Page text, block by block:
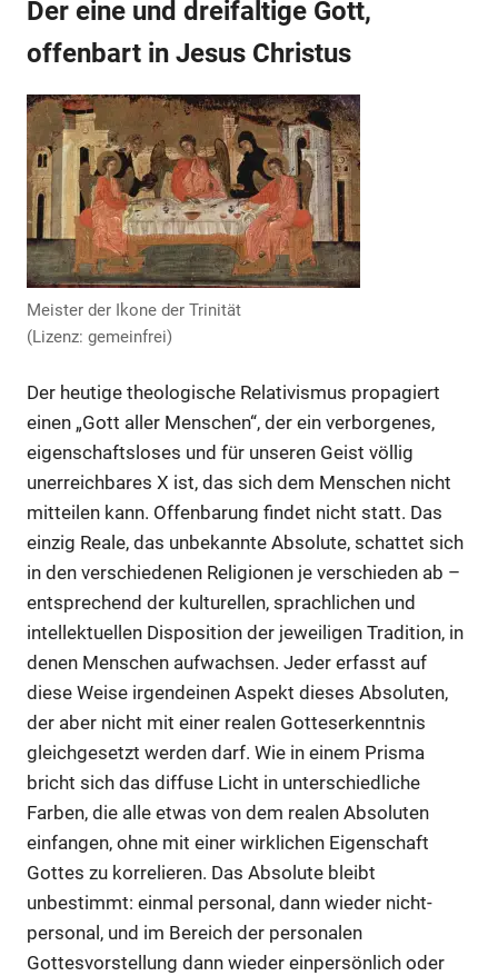
Der eine und dreifaltige Gott,
offenbart in Jesus Christus
Meister der Ikone der Trinität
(Lizenz: gemeinfrei)
Der heutige theologische Relativismus propagiert
einen „Gott aller Menschen“, der ein verborgenes,
eigenschaftsloses und für unseren Geist völlig
unerreichbares X ist, das sich dem Menschen nicht
mitteilen kann. Offenbarung findet nicht statt. Das
einzig Reale, das unbekannte Absolute, schattet sich
in den verschiedenen Religionen je verschieden ab –
entsprechend der kulturellen, sprachlichen und
intellektuellen Disposition der jeweiligen Tradition, in
denen Menschen aufwachsen. Jeder erfasst auf
diese Weise irgendeinen Aspekt dieses Absoluten,
der aber nicht mit einer realen Gotteserkenntnis
gleichgesetzt werden darf. Wie in einem Prisma
bricht sich das diffuse Licht in unterschiedliche
Farben, die alle etwas von dem realen Absoluten
einfangen, ohne mit einer wirklichen Eigenschaft
Gottes zu korrelieren. Das Absolute bleibt
unbestimmt: einmal personal, dann wieder nicht-
personal, und im Bereich der personalen
Gottesvorstellung dann wieder einpersönlich oder